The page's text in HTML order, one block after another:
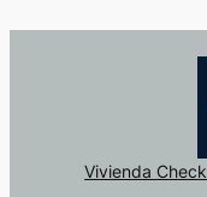
Vivienda Check